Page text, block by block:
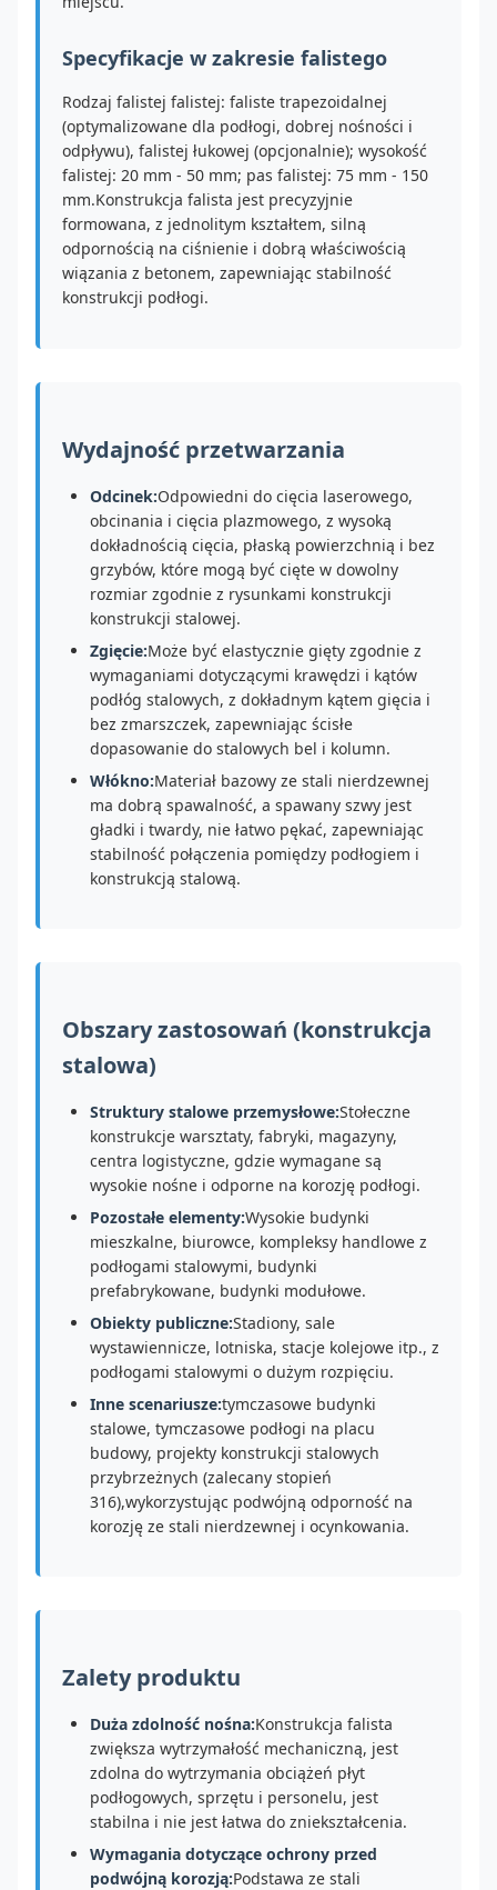
Specyfikacje w zakresie falistego
Rodzaj falistej falistej: faliste trapezoidalnej
(optymalizowane dla podłogi, dobrej nośności i
odpływu), falistej łukowej (opcjonalnie); wysokość
falistej: 20 mm - 50 mm; pas falistej: 75 mm - 150
mm.Konstrukcja falista jest precyzyjnie
formowana, z jednolitym kształtem, silną
odpornością na ciśnienie i dobrą właściwością
wiązania z betonem, zapewniając stabilność
konstrukcji podłogi.
Wydajność przetwarzania
Odcinek:Odpowiedni do cięcia laserowego,
obcinania i cięcia plazmowego, z wysoką
dokładnością cięcia, płaską powierzchnią i bez
grzybów, które mogą być cięte w dowolny
rozmiar zgodnie z rysunkami konstrukcji
konstrukcji stalowej.
Zgięcie:Może być elastycznie gięty zgodnie z
wymaganiami dotyczącymi krawędzi i kątów
podłóg stalowych, z dokładnym kątem gięcia i
bez zmarszczek, zapewniając ścisłe
dopasowanie do stalowych bel i kolumn.
Włókno:Materiał bazowy ze stali nierdzewnej
ma dobrą spawalność, a spawany szwy jest
gładki i twardy, nie łatwo pękać, zapewniając
stabilność połączenia pomiędzy podłogiem i
konstrukcją stalową.
Obszary zastosowań (konstrukcja
stalowa)
Struktury stalowe przemysłowe:Stołeczne
konstrukcje warsztaty, fabryki, magazyny,
centra logistyczne, gdzie wymagane są
wysokie nośne i odporne na korozję podłogi.
Pozostałe elementy:Wysokie budynki
mieszkalne, biurowce, kompleksy handlowe z
podłogami stalowymi, budynki
prefabrykowane, budynki modułowe.
Obiekty publiczne:Stadiony, sale
wystawiennicze, lotniska, stacje kolejowe itp., z
podłogami stalowymi o dużym rozpięciu.
Inne scenariusze:tymczasowe budynki
stalowe, tymczasowe podłogi na placu
budowy, projekty konstrukcji stalowych
przybrzeżnych (zalecany stopień
316),wykorzystując podwójną odporność na
korozję ze stali nierdzewnej i ocynkowania.
Zalety produktu
Duża zdolność nośna:Konstrukcja falista
zwiększa wytrzymałość mechaniczną, jest
zdolna do wytrzymania obciążeń płyt
podłogowych, sprzętu i personelu, jest
stabilna i nie jest łatwa do zniekształcenia.
Wymagania dotyczące ochrony przed
podwójną korozją:Podstawa ze stali